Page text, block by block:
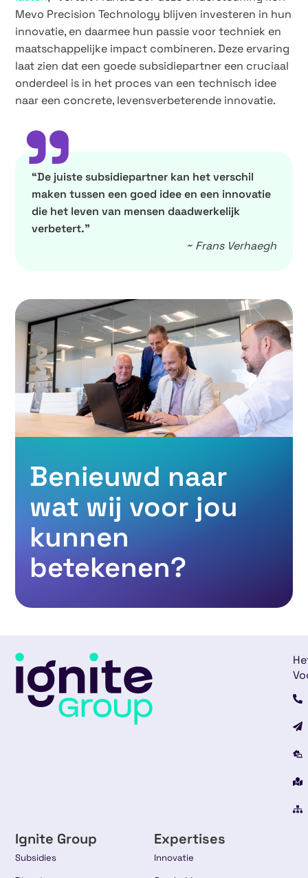
Mevo Precision Technology blijven investeren in hun
innovatie, en daarmee hun passie voor techniek en
maatschappelijke impact combineren. Deze ervaring
laat zien dat een goede subsidiepartner een cruciaal
onderdeel is in het proces van een technisch idee
naar een concrete, levensverbeterende innovatie.
”
“De juiste subsidiepartner kan het verschil
maken tussen een goed idee en een innovatie
die het leven van mensen daadwerkelijk
verbetert.”
~ Frans Verhaegh
Benieuwd naar
wat wij voor jou
kunnen
betekenen?
Ignite Group
Subsidies
Expertises
Innovatie